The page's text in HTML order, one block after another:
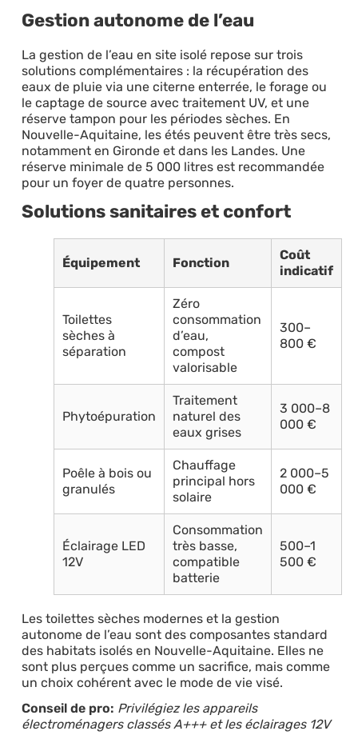
Gestion autonome de l’eau
La gestion de l’eau en site isolé repose sur trois
solutions complémentaires : la récupération des
eaux de pluie via une citerne enterrée, le forage ou
le captage de source avec traitement UV, et une
réserve tampon pour les périodes sèches. En
Nouvelle-Aquitaine, les étés peuvent être très secs,
notamment en Gironde et dans les Landes. Une
réserve minimale de 5 000 litres est recommandée
pour un foyer de quatre personnes.
Solutions sanitaires et confort
Équipement Fonction
Coût
indicatif
Toilettes
sèches à
séparation
Zéro
consommation
d’eau,
compost
valorisable
300–
800 €
Phytoépuration
Traitement
naturel des
eaux grises
3 000–8
000 €
Poêle à bois ou
granulés
Chauffage
principal hors
solaire
2 000–5
000 €
Éclairage LED
12V
Consommation
très basse,
compatible
batterie
500–1
500 €
Les toilettes sèches modernes et la gestion
autonome de l’eau sont des composantes standard
des habitats isolés en Nouvelle-Aquitaine. Elles ne
sont plus perçues comme un sacrifice, mais comme
un choix cohérent avec le mode de vie visé.
Conseil de pro: Privilégiez les appareils
électroménagers classés A+++ et les éclairages 12V